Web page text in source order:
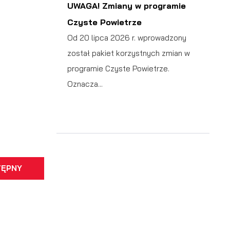
UWAGA! Zmiany w programie
Czyste Powietrze
Od 20 lipca 2026 r. wprowadzony
został pakiet korzystnych zmian w
programie Czyste Powietrze.
Oznacza...